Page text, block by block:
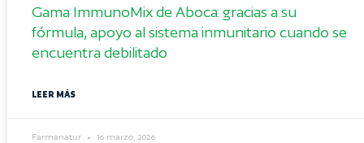
Gama ImmunoMix de Aboca: gracias a su
fórmula, apoyo al sistema inmunitario cuando se
encuentra debilitado
LEER MÁS
Farmanatur 16 marzo, 2026